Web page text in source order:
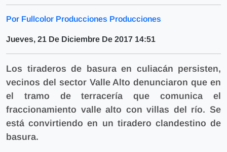
Por Fullcolor Producciones Producciones
Jueves, 21 De Diciembre De 2017 14:51
Los tiraderos de basura en culiacán persisten,
vecinos del sector Valle Alto denunciaron que en
el tramo de terracería que comunica el
fraccionamiento valle alto con villas del río. Se
está convirtiendo en un tiradero clandestino de
basura.